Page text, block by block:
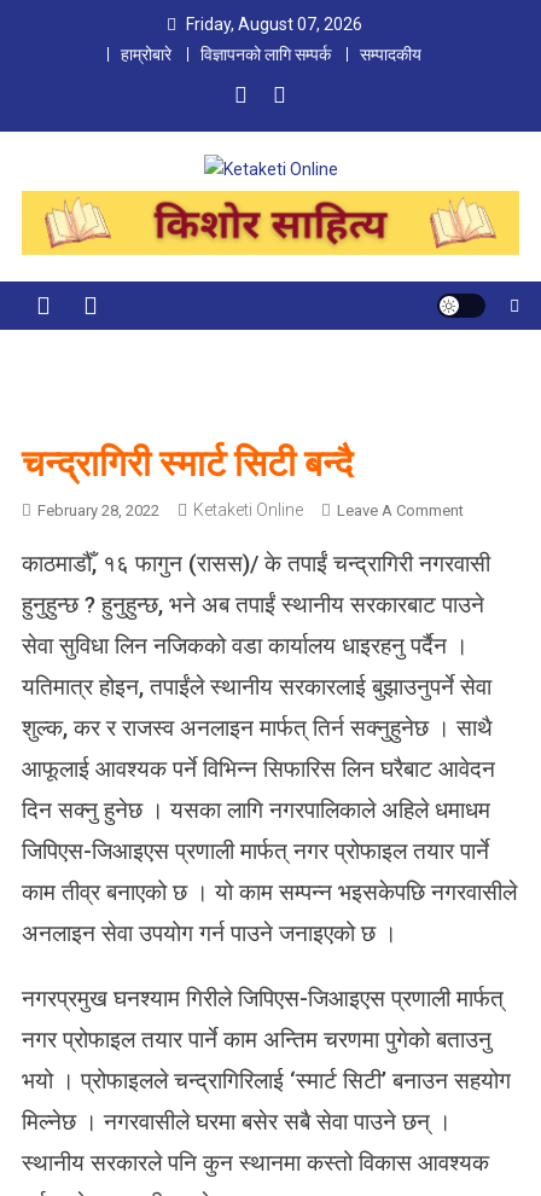
Friday, August 07, 2026
हाम्रोबारे
विज्ञापनको लागि सम्पर्क सम्पादकीय
Ketaketi Online
First Nepali Online Magazine For Children
चन्द्रागिरी स्मार्ट सिटी बन्दै
February 28, 2022 Ketaketi Online Leave A CommentO
च
न्द्रा
स्मा
सि
टी
न्दै
काठमाडौँ, १६ फागुन (रासस)/ के तपाईं चन्द्रागिरी नगरवासी
हुनुहुन्छ ? हुनुहुन्छ, भने अब तपाईं स्थानीय सरकारबाट पाउने
सेवा सुविधा लिन नजिकको वडा कार्यालय धाइरहनु पर्दैन ।
यतिमात्र होइन, तपाईंले स्थानीय सरकारलाई बुझाउनुपर्ने सेवा
शुल्क, कर र राजस्व अनलाइन मार्फत् तिर्न सक्नुहुनेछ । साथै
आफूलाई आवश्यक पर्ने विभिन्न सिफारिस लिन घरैबाट आवेदन
दिन सक्नु हुनेछ । यसका लागि नगरपालिकाले अहिले धमाधम
जिपिएस-जिआइएस प्रणाली मार्फत् नगर प्रोफाइल तयार पार्ने
काम तीव्र बनाएको छ । यो काम सम्पन्न भइसकेपछि नगरवासीले
अनलाइन सेवा उपयोग गर्न पाउने जनाइएको छ ।
नगरप्रमुख घनश्याम गिरीले जिपिएस-जिआइएस प्रणाली मार्फत्
नगर प्रोफाइल तयार पार्ने काम अन्तिम चरणमा पुगेको बताउनु
भयो । प्रोफाइलले चन्द्रागिरिलाई ‘स्मार्ट सिटी’ बनाउन सहयोग
मिल्नेछ । नगरवासीले घरमा बसेर सबै सेवा पाउने छन् ।
स्थानीय सरकारले पनि कुन स्थानमा कस्तो विकास आवश्यक